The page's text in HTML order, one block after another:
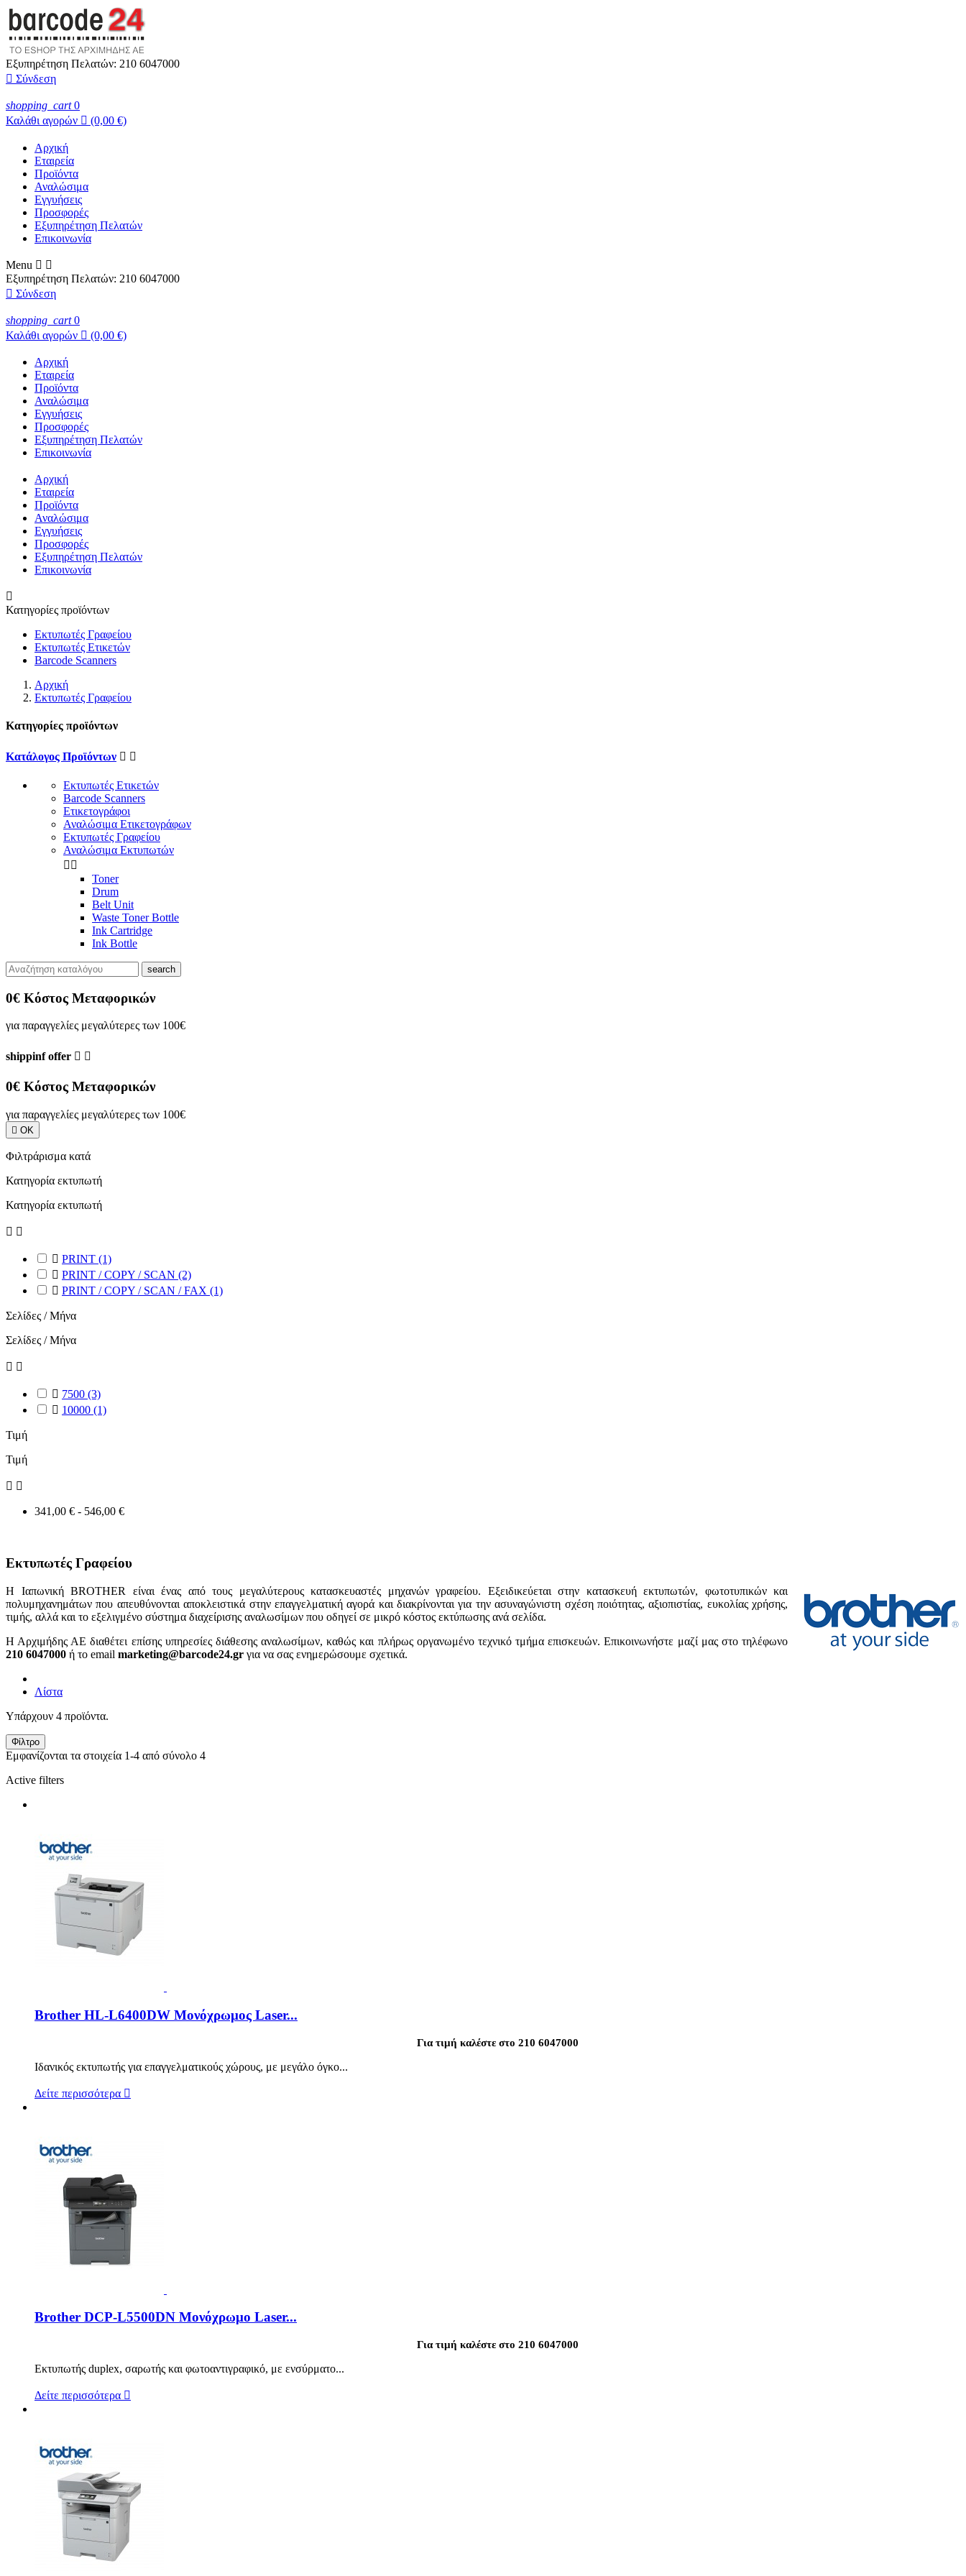
Εξυπηρέτηση Πελατών: 210 6047000
 Σύνδεση
shopping_cart 0
Καλάθι αγορών  (0,00 €)
Αρχική
Εταιρεία
Προϊόντα
Αναλώσιμα
Εγγυήσεις
Προσφορές
Εξυπηρέτηση Πελατών
Επικοινωνία
Menu  
Εξυπηρέτηση Πελατών: 210 6047000
 Σύνδεση
shopping_cart 0
Καλάθι αγορών  (0,00 €)
Αρχική
Εταιρεία
Προϊόντα
Αναλώσιμα
Εγγυήσεις
Προσφορές
Εξυπηρέτηση Πελατών
Επικοινωνία
Αρχική
Εταιρεία
Προϊόντα
Αναλώσιμα
Εγγυήσεις
Προσφορές
Εξυπηρέτηση Πελατών
Επικοινωνία

Κατηγορίες προϊόντων
Εκτυπωτές Γραφείου
Εκτυπωτές Ετικετών
Barcode Scanners
Αρχική
Εκτυπωτές Γραφείου
Κατηγορίες προϊόντων
Κατάλογος Προϊόντων  
Εκτυπωτές Ετικετών
Barcode Scanners
Ετικετογράφοι
Αναλώσιμα Ετικετογράφων
Εκτυπωτές Γραφείου
Αναλώσιμα Εκτυπωτών
 
Toner
Drum
Belt Unit
Waste Toner Bottle
Ink Cartridge
Ink Bottle
search
0€ Κόστος Μεταφορικών
για παραγγελίες μεγαλύτερες των 100€
shippinf offer  
0€ Κόστος Μεταφορικών
για παραγγελίες μεγαλύτερες των 100€
 ΟΚ
Φιλτράρισμα κατά
Κατηγορία εκτυπωτή
Κατηγορία εκτυπωτή
 
 PRINT (1)
 PRINT / COPY / SCAN (2)
 PRINT / COPY / SCAN / FAX (1)
Σελίδες / Μήνα
Σελίδες / Μήνα
 
 7500 (3)
 10000 (1)
Τιμή
Τιμή
 
341,00 € - 546,00 €
Εκτυπωτές Γραφείου
Η Ιαπωνική BROTHER είναι ένας από τους μεγαλύτερους κατασκευαστές μηχανών γραφείου. Εξειδικεύεται στην κατασκευή εκτυπωτών, φωτοτυπικών και
πολυμηχανημάτων που απευθύνονται αποκλειστικά στην επαγγελματική αγορά και διακρίνονται για την ασυναγώνιστη σχέση ποιότητας, αξιοπιστίας, ευκολίας χρήσης,
τιμής, αλλά και το εξελιγμένο σύστημα διαχείρισης αναλωσίμων που οδηγεί σε μικρό κόστος εκτύπωσης ανά σελίδα.
Η Αρχιμήδης ΑΕ διαθέτει επίσης υπηρεσίες διάθεσης αναλωσίμων, καθώς και πλήρως οργανωμένο τεχνικό τμήμα επισκευών. Επικοινωνήστε μαζί μας στο τηλέφωνο
210 6047000 ή το email marketing@barcode24.gr για να σας ενημερώσουμε σχετικά.
Λίστα
Υπάρχουν 4 προϊόντα.
Φίλτρο
Εμφανίζονται τα στοιχεία 1-4 από σύνολο 4
Active filters
Brother HL-L6400DW Μονόχρωμος Laser...
Για τιμή καλέστε στο 210 6047000
Ιδανικός εκτυπωτής για επαγγελματικούς χώρους, με μεγάλο όγκο...
Δείτε περισσότερα 
Brother DCP-L5500DN Μονόχρωμο Laser...
Για τιμή καλέστε στο 210 6047000
Εκτυπωτής duplex, σαρωτής και φωτοαντιγραφικό, με ενσύρματο...
Δείτε περισσότερα 